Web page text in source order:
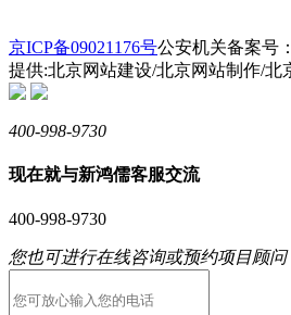
京ICP备09021176号公安机关备案号
提供:北京网站建设/北京网站制作/北
400-998-9730
现在就与新鸿儒客服交流
400-998-9730
您也可进行在线咨询或预约项目顾问